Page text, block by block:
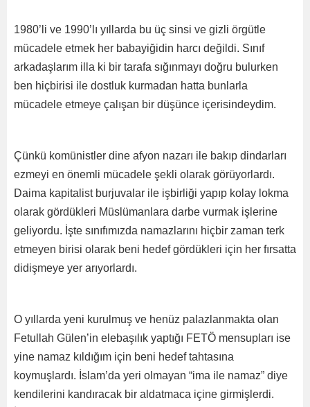
1980’li ve 1990’lı yıllarda bu üç sinsi ve gizli örgütle
mücadele etmek her babayiğidin harcı değildi. Sınıf
arkadaşlarım illa ki bir tarafa sığınmayı doğru bulurken
ben hiçbirisi ile dostluk kurmadan hatta bunlarla
mücadele etmeye çalışan bir düşünce içerisindeydim.
Çünkü komünistler dine afyon nazarı ile bakıp dindarları
ezmeyi en önemli mücadele şekli olarak görüyorlardı.
Daima kapitalist burjuvalar ile işbirliği yapıp kolay lokma
olarak gördükleri Müslümanlara darbe vurmak işlerine
geliyordu. İşte sınıfımızda namazlarını hiçbir zaman terk
etmeyen birisi olarak beni hedef gördükleri için her fırsatta
didişmeye yer arıyorlardı.
O yıllarda yeni kurulmuş ve henüz palazlanmakta olan
Fetullah Gülen’in elebaşılık yaptığı FETÖ mensupları ise
yine namaz kıldığım için beni hedef tahtasına
koymuşlardı. İslam’da yeri olmayan “ima ile namaz” diye
kendilerini kandıracak bir aldatmaca içine girmişlerdi.